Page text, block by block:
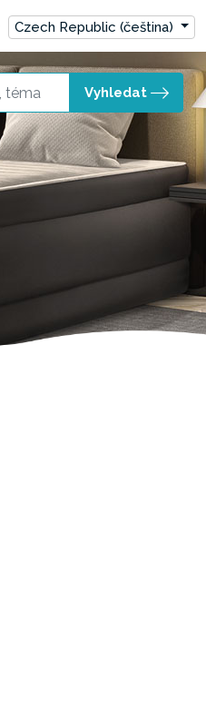
Czech Republic (čeština)
Vyhledat